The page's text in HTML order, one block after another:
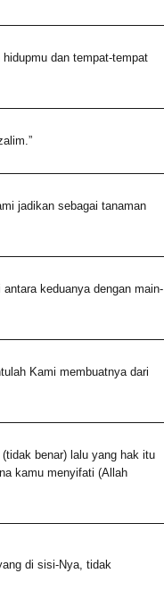
dan tempat-tempat
jadikan sebagai tanaman
keduanya dengan main-
Kami membuatnya dari
benar) lalu yang hak itu
kamu menyifati (Allah
di sisi-Nya, tidak